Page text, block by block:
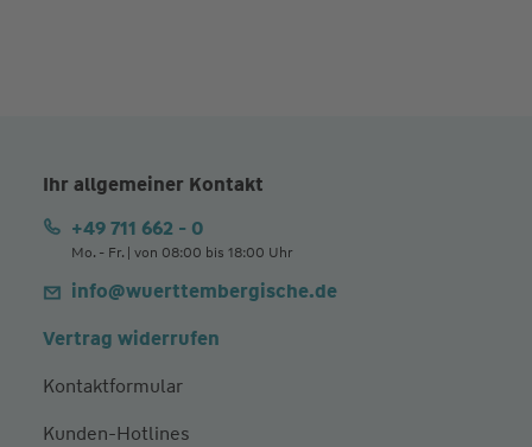
Ihr allgemeiner Kontakt
+49 711 662 - 0
Mo. - Fr. | von 08:00 bis 18:00 Uhr
info@wuerttembergische.de
Vertrag widerrufen
Kontaktformular
Kunden-Hotlines